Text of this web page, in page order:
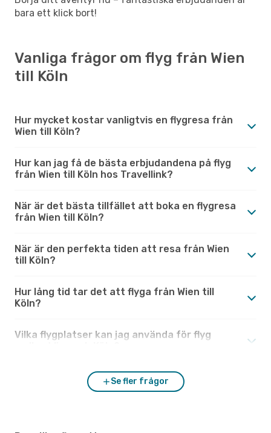
bara ett klick bort!
Vanliga frågor om flyg från Wien
till Köln
Hur mycket kostar vanligtvis en flygresa från
Wien till Köln?
Hur kan jag få de bästa erbjudandena på flyg
från Wien till Köln hos Travellink?
När är det bästa tillfället att boka en flygresa
från Wien till Köln?
När är den perfekta tiden att resa från Wien
till Köln?
Hur lång tid tar det att flyga från Wien till
Köln?
Vilka flygplatser kan jag använda för flyg
Se fler frågor